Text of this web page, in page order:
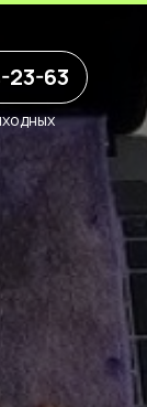
23-63